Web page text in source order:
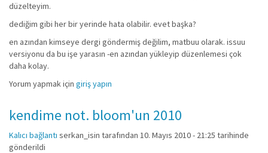
düzelteyim.
dediğim gibi her bir yerinde hata olabilir. evet başka?
en azından kimseye dergi göndermiş değilim, matbuu olarak. issuu
versiyonu da bu işe yarasın -en azından yükleyip düzenlemesi çok
daha kolay.
Yorum yapmak için giriş yapın
kendime not. bloom'un 2010
Kalıcı bağlantı serkan_isin tarafından 10. Mayıs 2010 - 21:25 tarihinde
gönderildi